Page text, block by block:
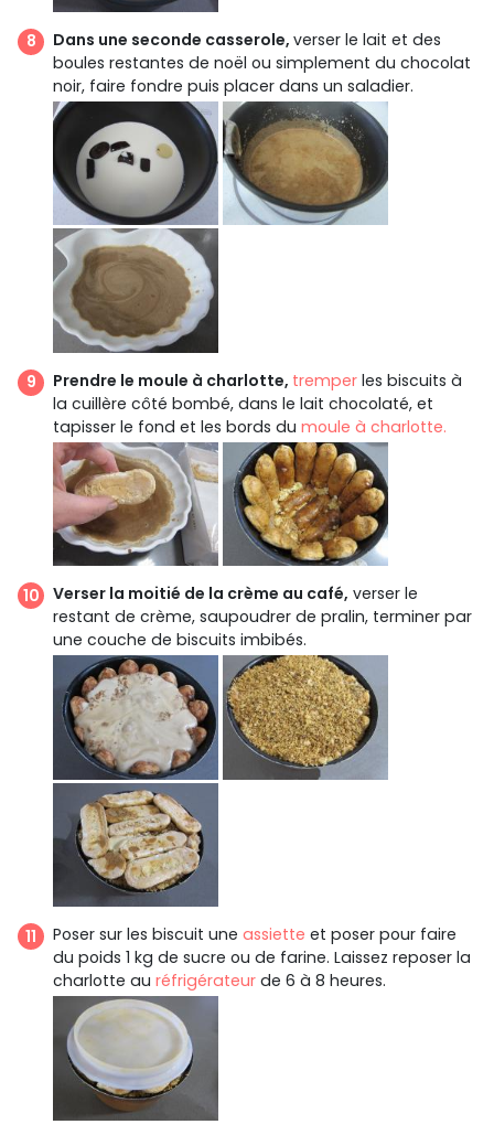
Dans une seconde casserole, verser le lait et des
boules restantes de noël ou simplement du chocolat
noir, faire fondre puis placer dans un saladier.
Prendre le moule à charlotte, tremper les biscuits à
la cuillère côté bombé, dans le lait chocolaté, et
tapisser le fond et les bords du moule à charlotte.
Verser la moitié de la crème au café, verser le
restant de crème, saupoudrer de pralin, terminer par
une couche de biscuits imbibés.
Poser sur les biscuit une assiette et poser pour faire
du poids 1 kg de sucre ou de farine. Laissez reposer la
charlotte au réfrigérateur de 6 à 8 heures.